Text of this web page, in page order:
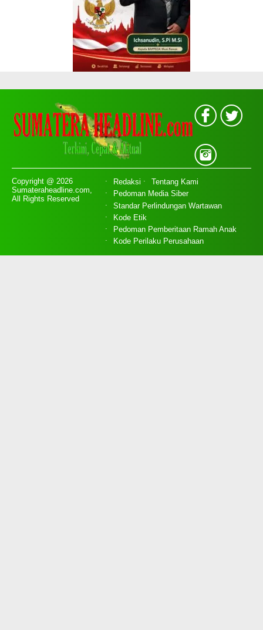
Copyright @ 2026
Sumateraheadline.com,
All Rights Reserved
Redaksi
Tentang Kami
Pedoman Media Siber
Standar Perlindungan Wartawan
Kode Etik
Pedoman Pemberitaan Ramah Anak
Kode Perilaku Perusahaan